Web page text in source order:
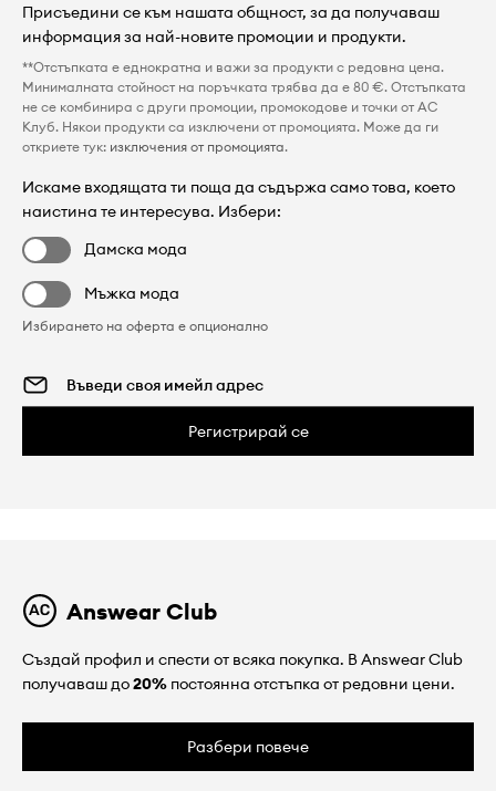
Присъедини се към нашата общност, за да получаваш
информация за най-новите промоции и продукти.
**Отстъпката е еднократна и важи за продукти с редовна цена.
Минималната стойност на поръчката трябва да е 80 €. Отстъпката
не се комбинира с други промоции, промокодове и точки от AC
Клуб. Някои продукти са изключени от промоцията. Може да ги
откриете тук: изключения от промоцията.
Искаме входящата ти поща да съдържа само това, което
наистина те интересува. Избери:
Дамска мода
Мъжка мода
Избирането на оферта е опционално
Регистрирай се
Answear Club
Създай профил и спести от всяка покупка. В Answear Club
получаваш до20% постоянна отстъпка от редовни цени.
Разбери повече